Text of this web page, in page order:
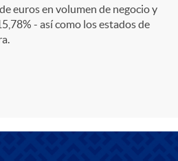
euros en volumen de negocio y
- así como los estados de